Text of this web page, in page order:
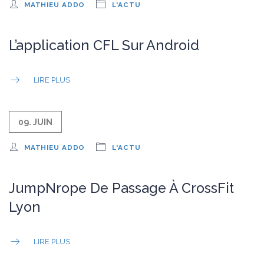
MATHIEU ADDO L'ACTU
L’application CFL Sur Android
LIRE PLUS
09. JUIN
MATHIEU ADDO L'ACTU
JumpNrope De Passage À CrossFit
Lyon
LIRE PLUS